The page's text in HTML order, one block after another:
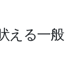
える一般